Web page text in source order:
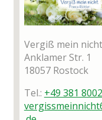
Ver­giß mein nicht
Ankla­mer Str. 1
18057 Ros­tock
Tel.: +49 381